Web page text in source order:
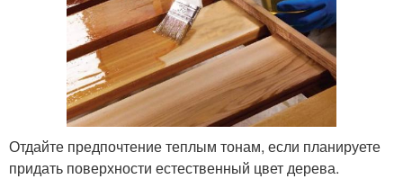
Отдайте предпочтение теплым тонам, если планируете
придать поверхности естественный цвет дерева.